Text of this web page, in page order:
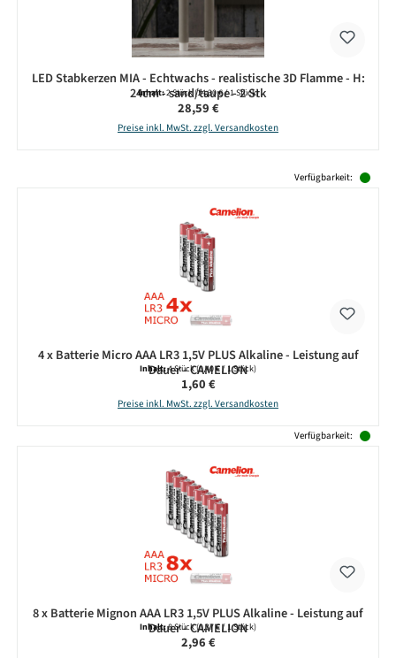
LED Stabkerzen MIA - Echtwachs - realistische 3D Flamme - H:
24cm - sand/taupe - 2 Stk
Inhalt:2 Stück(14,30 € / 1 Stück)
Regulärer Preis:
28,59 €
Preise inkl. MwSt. zzgl. Versandkosten
Verfügbarkeit:
4 x Batterie Micro AAA LR3 1,5V PLUS Alkaline - Leistung auf
Dauer - CAMELION
Inhalt:4 Stück(0,40 € / 1 Stück)
Regulärer Preis:
1,60 €
Preise inkl. MwSt. zzgl. Versandkosten
Verfügbarkeit:
8 x Batterie Mignon AAA LR3 1,5V PLUS Alkaline - Leistung auf
Dauer - CAMELION
Inhalt:8 Stück(0,37 € / 1 Stück)
Regulärer Preis:
2,96 €